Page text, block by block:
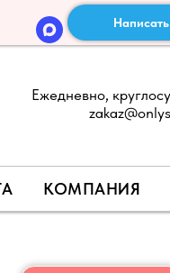
Ежедневно,
КОМПАНИЯ